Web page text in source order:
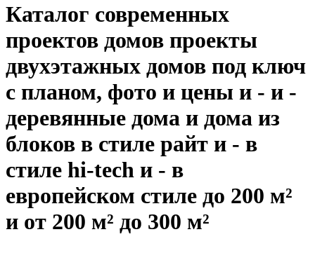
Каталог современных
проектов домов проекты
двухэтажных домов под ключ
с планом, фото и цены и - и -
деревянные дома и дома из
блоков в стиле райт и - в
стиле hi-tech и - в
европейском стиле до 200 м²
и от 200 м² до 300 м²